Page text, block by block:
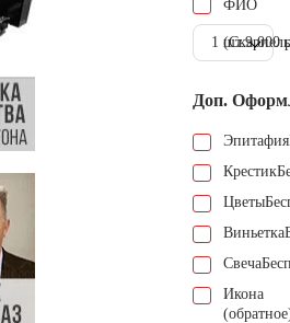
ФИО
1 шт.9.000
Доп.
Эпитафия
Крестик
Цветы
Виньетка
Свеча
Икона